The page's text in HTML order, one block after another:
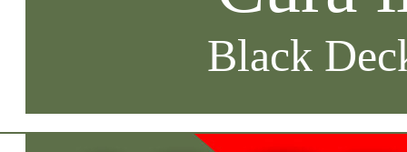
Black